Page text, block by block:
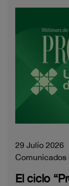
29 Julio 2026
Comunicados
El ciclo